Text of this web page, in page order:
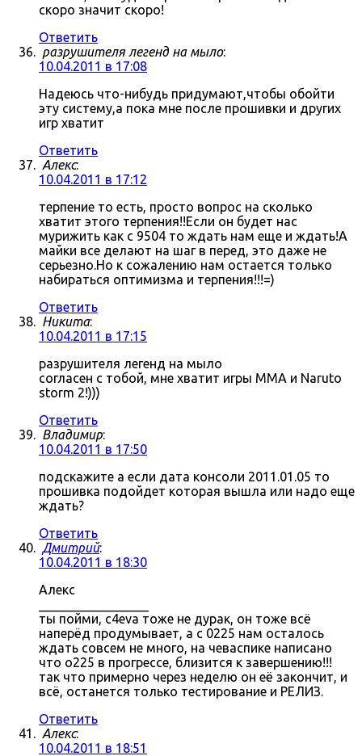
скоро значит скоро!
Ответить
разрушителя легенд на мыло:
10.04.2011 в 17:08
Надеюсь что-нибудь придумают,чтобы обойти
эту систему,а пока мне после прошивки и других
игр хватит
Ответить
Алекс:
10.04.2011 в 17:12
терпение то есть, просто вопрос на сколько
хватит этого терпения!!Если он будет нас
мурижить как с 9504 то ждать нам еще и ждать!А
майки все делают на шаг в перед, это даже не
серьезно.Но к сожалению нам остается только
набираться оптимизма и терпения!!!=)
Ответить
Никита:
10.04.2011 в 17:15
разрушителя легенд на мыло
согласен с тобой, мне хватит игры MMA и Naruto
storm 2!)))
Ответить
Владимир:
10.04.2011 в 17:50
подскажите а если дата консоли 2011.01.05 то
прошивка подойдет которая вышла или надо еще
ждать?
Ответить
Дмитрий:
10.04.2011 в 18:30
Алекс
ты пойми, c4eva тоже не дурак, он тоже всё
наперёд продумывает, а с 0225 нам осталось
ждать совсем не много, на чеваспике написано
что о225 в прогрессе, близится к завершению!!!
так что примерно через неделю он её закончит, и
всё, останется только тестирование и РЕЛИЗ.
Ответить
Алекс:
10.04.2011 в 18:51